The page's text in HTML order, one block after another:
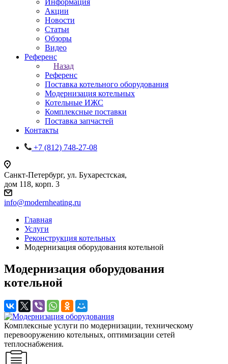
Информация
Акции
Новости
Статьи
Обзоры
Видео
Референс
Назад
Референс
Поставка котельного оборудования
Модернизация котельных
Котельные ИЖС
Комплексные поставки
Поставка запчастей
Контакты
+7 (812) 748-27-08
Санкт-Петербург, ул. Бухарестская,
дом 118, корп. 3
info@modernheating.ru
Главная
Услуги
Реконструкция котельных
Модернизация оборудования котельной
Модернизация оборудования
котельной
Комплексные услуги по модернизации, техническому
перевооружению котельных, оптимизации сетей
теплоснабжения.